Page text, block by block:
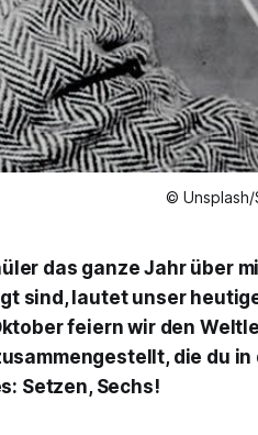
© Unsplash/
das ganze Jahr über
sind, lautet unser
feiern wir den
die du
Setzen, Sechs!